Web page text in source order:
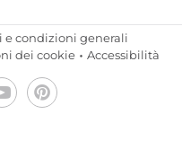
e condizioni generali
dei cookie Accessibilità